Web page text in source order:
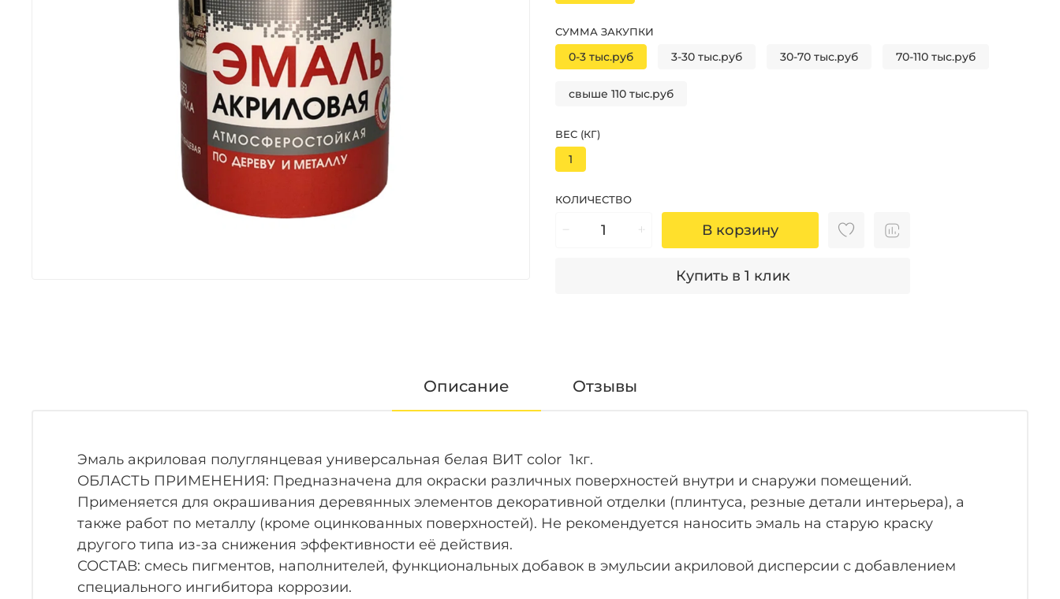
КОЛИЧЕСТВО
В корзину
Купить в 1 клик
СУММА ЗАКУПКИ
0-3 тыс.руб 3-30 тыс.руб 30-70 тыс.руб 70-110 тыс.руб
свыше 110 тыс.руб
ВЕС (КГ)
1
Описание Отзывы
Эмаль акриловая полуглянцевая универсальная белая ВИТ color 1кг.
ОБЛАСТЬ ПРИМЕНЕНИЯ: Предназначена для окраски различных поверхностей внутри и снаружи помещений.
Применяется для окрашивания деревянных элементов декоративной отделки (плинтуса, резные детали интерьера), а
также работ по металлу (кроме оцинкованных поверхностей). Не рекомендуется наносить эмаль на старую краску
другого типа из-за снижения эффективности её действия.
СОСТАВ: смесь пигментов, наполнителей, функциональных добавок в эмульсии акриловой дисперсии с добавлением
специального ингибитора коррозии.